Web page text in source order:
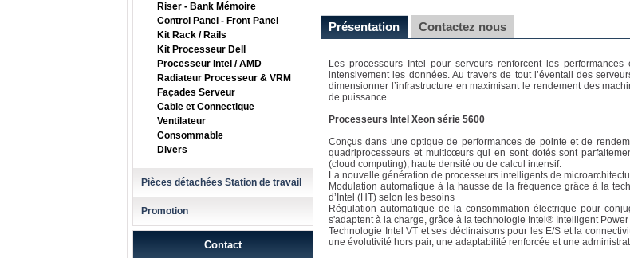
Riser - Bank Mémoire
Control Panel - Front Panel
Kit Rack / Rails
Kit Processeur Dell
Processeur Intel / AMD
Radiateur Processeur & VRM
Façades Serveur
Cable et Connectique
Ventilateur
Consommable
Divers
Pièces détachées Station de travail
Promotion
Contact
Présentation Contactez nous
Les processeurs Intel pour serveurs renforcent les
intensivement les données. Au travers de tout l’éventail des
dimensionner l’infrastructure en maximisant le rendement des
de puissance.
Processeurs Intel Xeon série 5600
Conçus dans une optique de performances de pointe et de
quadriprocesseurs et multicœurs qui en sont dotés sont
(cloud computing), haute densité ou de calcul intensif.
La nouvelle génération de processeurs intelligents de
Modulation automatique à la hausse de la fréquence grâce à la
d’Intel (HT) selon les besoins
Régulation automatique de la consommation électrique pour
s'adaptent à la charge, grâce à la technologie Intel® Intelligent Power
Technologie Intel VT et ses déclinaisons pour les E/S et la
une évolutivité hors pair, une adaptabilité renforcée et une